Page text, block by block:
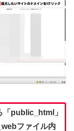
public_html」
ファイル内